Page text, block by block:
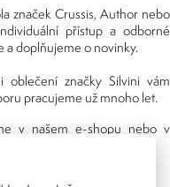
značek Crussis, Author nebo
přístup a odborné
a doplňujeme o novinky.
značky Silvini vám
pracujeme už mnoho let.
v našem e-shopu nebo v
středisko) URAN.